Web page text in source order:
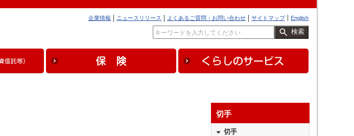
English
サイトマップ
よくあるご質問・お問い合わせ
ニュースリリース
企業情報
検索
切手
切手